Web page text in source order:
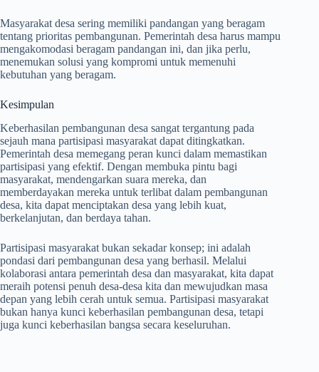
Masyarakat desa sering memiliki pandangan yang beragam
tentang prioritas pembangunan. Pemerintah desa harus mampu
mengakomodasi beragam pandangan ini, dan jika perlu,
menemukan solusi yang kompromi untuk memenuhi
kebutuhan yang beragam.
Kesimpulan
Keberhasilan pembangunan desa sangat tergantung pada
sejauh mana partisipasi masyarakat dapat ditingkatkan.
Pemerintah desa memegang peran kunci dalam memastikan
partisipasi yang efektif. Dengan membuka pintu bagi
masyarakat, mendengarkan suara mereka, dan
memberdayakan mereka untuk terlibat dalam pembangunan
desa, kita dapat menciptakan desa yang lebih kuat,
berkelanjutan, dan berdaya tahan.
Partisipasi masyarakat bukan sekadar konsep; ini adalah
pondasi dari pembangunan desa yang berhasil. Melalui
kolaborasi antara pemerintah desa dan masyarakat, kita dapat
meraih potensi penuh desa-desa kita dan mewujudkan masa
depan yang lebih cerah untuk semua. Partisipasi masyarakat
bukan hanya kunci keberhasilan pembangunan desa, tetapi
juga kunci keberhasilan bangsa secara keseluruhan.